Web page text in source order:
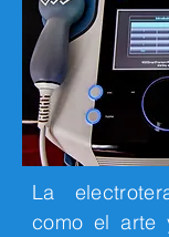
La
como el arte